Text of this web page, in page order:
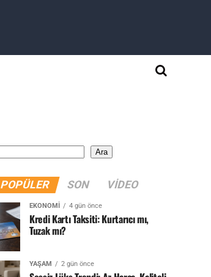
Ara
POPÜLER SON VIDEO
EKONOMI 4 gün önce
Kredi Kartı Taksiti: Kurtarıcı mı,
Tuzak mı?
YAŞAM 2 gün önce